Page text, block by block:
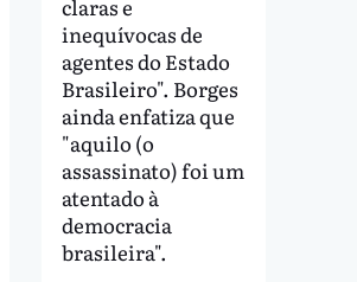
claras e
inequívocas de
agentes do Estado
Brasileiro". Borges
ainda enfatiza que
"aquilo (o
assassinato) foi um
atentado à
democracia
brasileira".